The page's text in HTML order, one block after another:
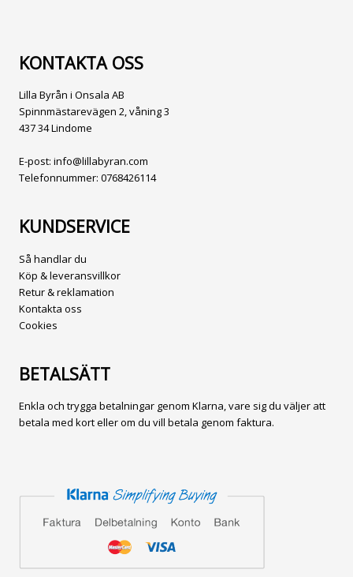
KONTAKTA OSS
Lilla Byrån i Onsala AB
Spinnmästarevägen 2, våning 3
437 34 Lindome
E-post: info@lillabyran.com
Telefonnummer: 0768426114
KUNDSERVICE
Så handlar du
Köp & leveransvillkor
Retur & reklamation
Kontakta oss
Cookies
BETALSÄTT
Enkla och trygga betalningar genom Klarna, vare sig du väljer att
betala med kort eller om du vill betala genom faktura.